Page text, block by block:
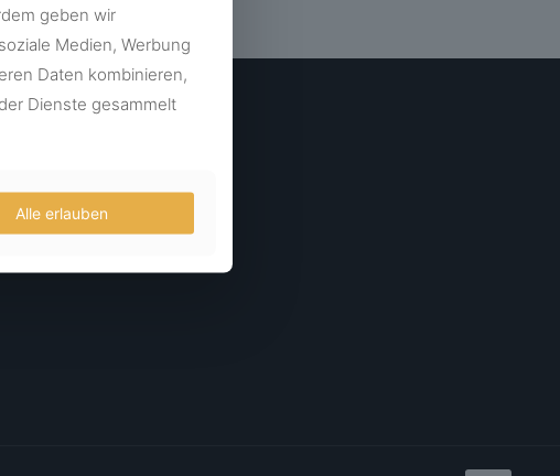
geben wir
Medien, Werbung
Daten kombinieren,
Dienste gesammelt
Alle erlauben